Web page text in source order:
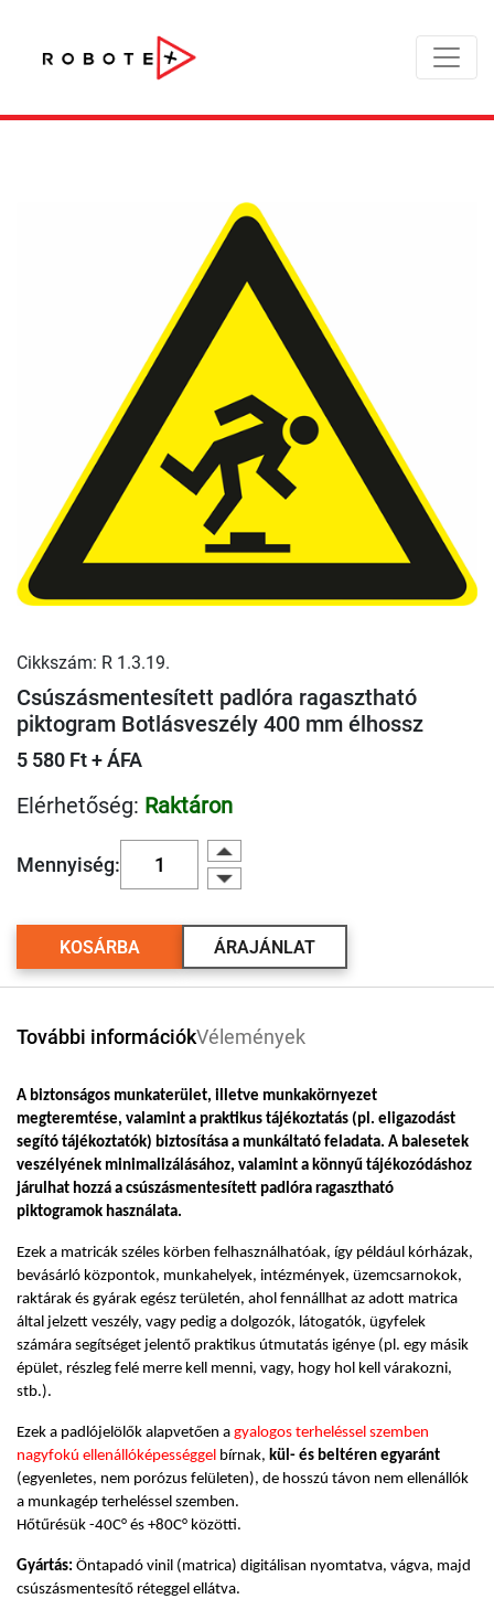
Cikkszám: R 1.3.19.
Csúszásmentesített padlóra ragasztható
piktogram Botlásveszély 400 mm élhossz
5 580 Ft + ÁFA
Elérhetőség: Raktáron
Mennyiség:
KOSÁRBA ÁRAJÁNLAT
További információkVélemények
A biztonságos munkaterület, illetve munkakörnyezet
megteremtése, valamint a praktikus tájékoztatás (pl. eligazodást
segító tájékoztatók) biztosítása a munkáltató feladata. A balesetek
veszélyének minimalizálásához, valamint a könnyű tájékozódáshoz
járulhat hozzá a csúszásmentesített padlóra ragasztható
piktogramok használata.
Ezek a matricák széles körben felhasználhatóak, így például kórházak,
bevásárló központok, munkahelyek, intézmények, üzemcsarnokok,
raktárak és gyárak egész területén, ahol fennállhat az adott matrica
által jelzett veszély, vagy pedig a dolgozók, látogatók, ügyfelek
számára segítséget jelentő praktikus útmutatás igénye (pl. egy másik
épület, részleg felé merre kell menni, vagy, hogy hol kell várakozni,
stb.).
Ezek a padlójelölők alapvetően a gyalogos terheléssel szemben
nagyfokú ellenállóképességgel bírnak, kül- és beltéren egyaránt
(egyenletes, nem porózus felületen), de hosszú távon nem ellenállók
a munkagép terheléssel szemben.
Hőtűrésük -40C° és +80C° közötti.
Gyártás: Öntapadó vinil (matrica) digitálisan nyomtatva, vágva, majd
csúszásmentesítő réteggel ellátva.